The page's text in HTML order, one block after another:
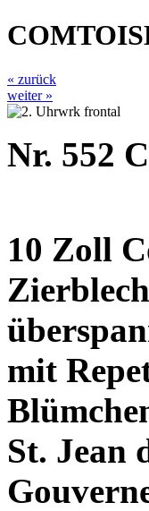
« zurück
weiter »
Nr. 552
10 Zoll
mit
St. Jean